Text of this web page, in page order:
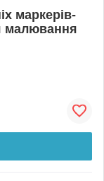
маркерів-
малювання